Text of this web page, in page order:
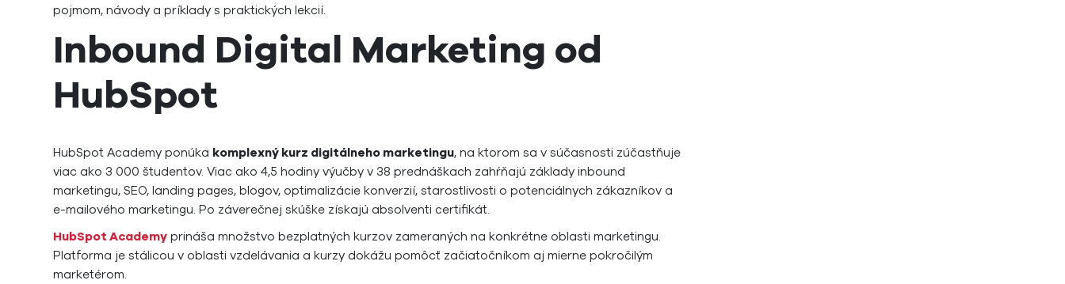
pojmom, návody a príklady s praktických lekcií.
Inbound Digital Marketing od
HubSpot
HubSpot Academy ponúka komplexný kurz digitálneho marketingu, na ktorom sa v súčasnosti zúčastňuje
viac ako 3 000 študentov. Viac ako 4,5 hodiny výučby v 38 prednáškach zahŕňajú základy inbound
marketingu, SEO, landing pages, blogov, optimalizácie konverzií, starostlivosti o potenciálnych zákazníkov a
e-mailového marketingu. Po záverečnej skúške získajú absolventi certifikát.
HubSpot Academy prináša množstvo bezplatných kurzov zameraných na konkrétne oblasti marketingu.
Platforma je stálicou v oblasti vzdelávania a kurzy dokážu pomôcť začiatočníkom aj mierne pokročilým
marketérom.